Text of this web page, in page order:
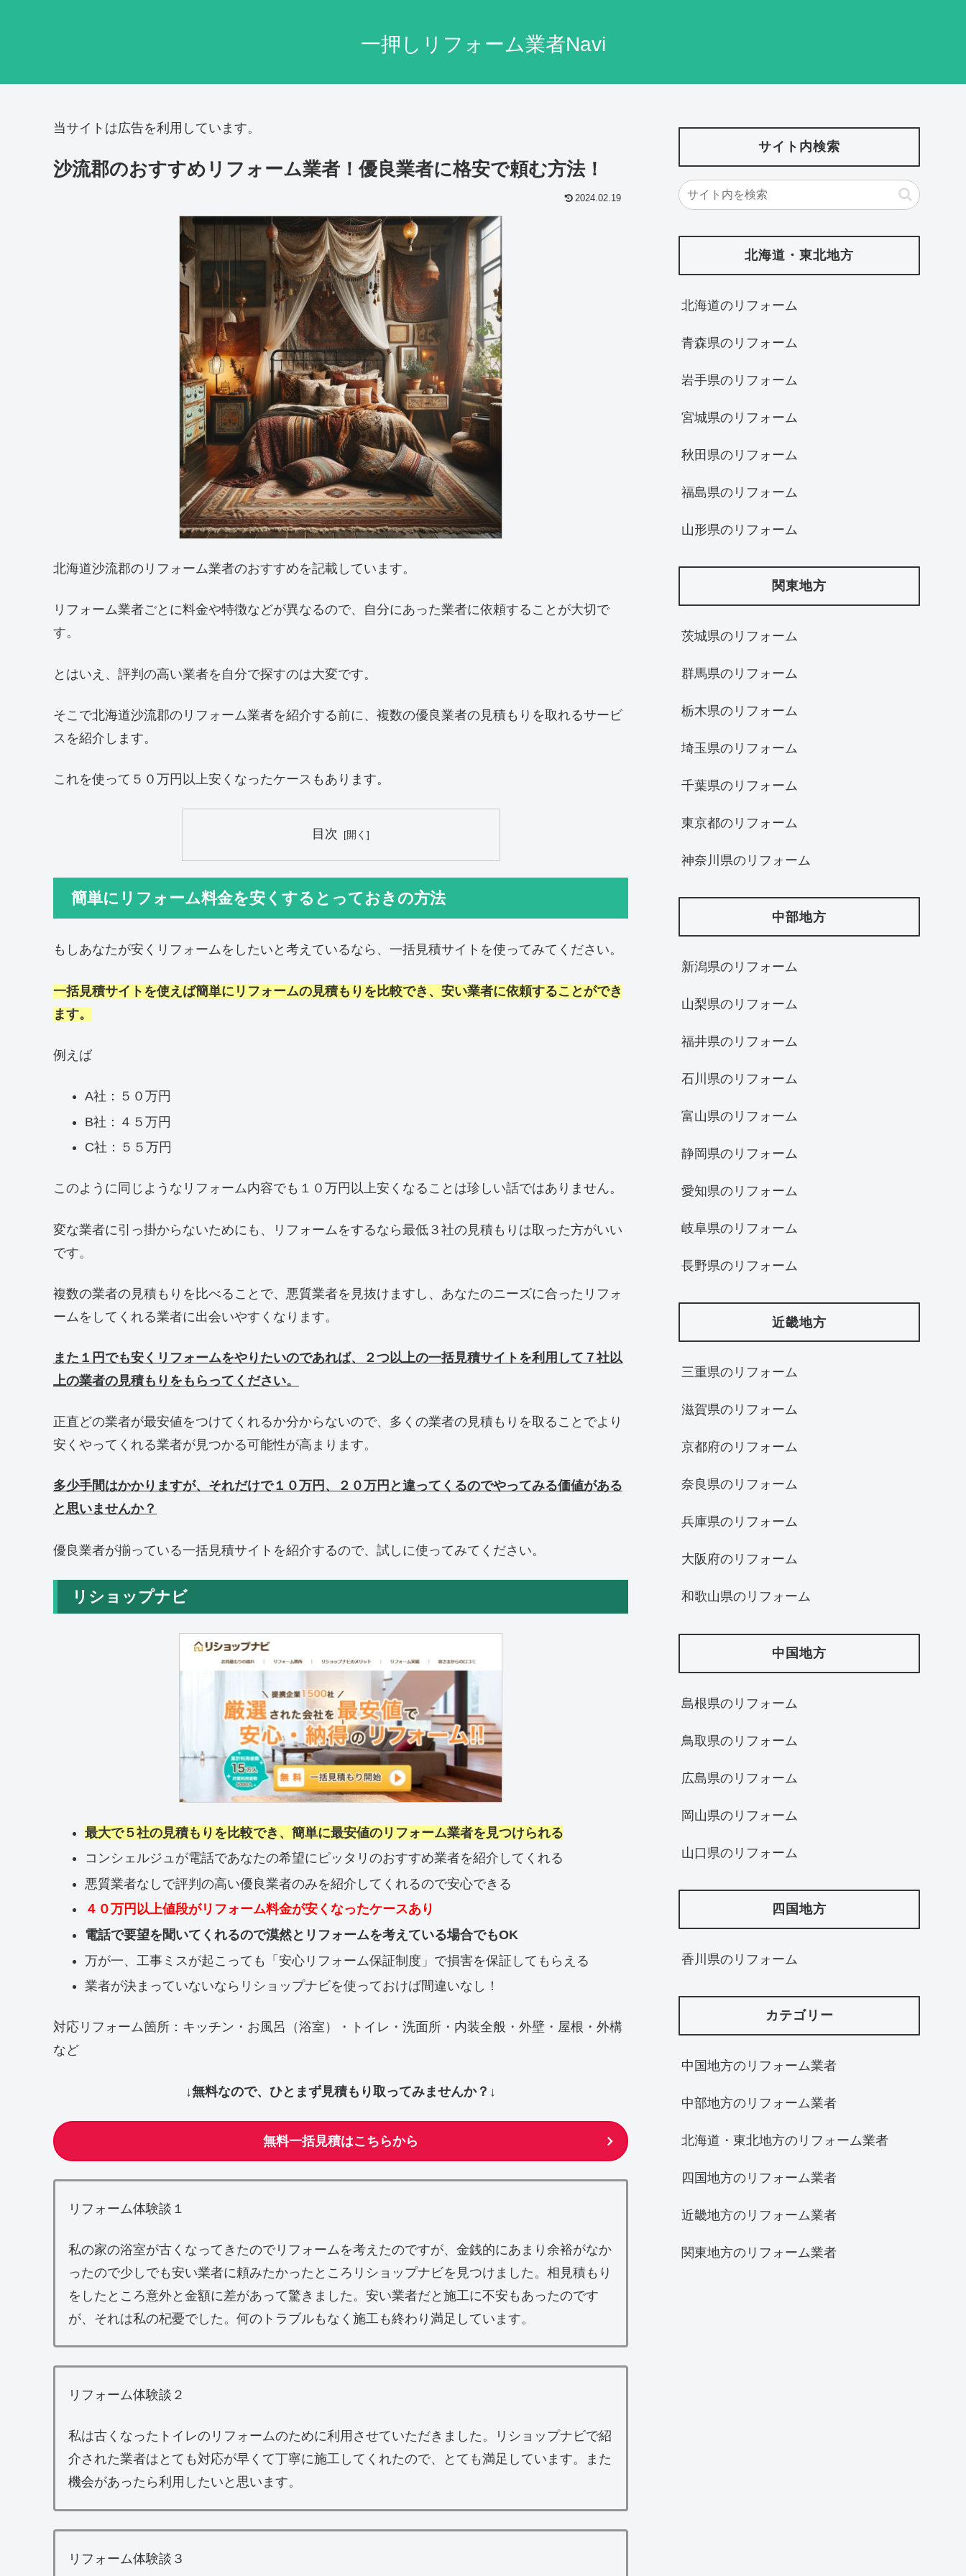
一押しリフォーム業者Navi
当サイトは広告を利用しています。
沙流郡のおすすめリフォーム業者！優良業者に格安で頼む方法！
2024.02.19
北海道沙流郡のリフォーム業者のおすすめを記載しています。
リフォーム業者ごとに料金や特徴などが異なるので、自分にあった業者に依頼することが大切で
す。
とはいえ、評判の高い業者を自分で探すのは大変です。
そこで北海道沙流郡のリフォーム業者を紹介する前に、複数の優良業者の見積もりを取れるサービ
スを紹介します。
これを使って５０万円以上安くなったケースもあります。
目次
簡単にリフォーム料金を安くするとっておきの方法
もしあなたが安くリフォームをしたいと考えているなら、一括見積サイトを使ってみてください。
一括見積サイトを使えば簡単にリフォームの見積もりを比較でき、安い業者に依頼することができ
ます。
例えば
A社：５０万円
B社：４５万円
C社：５５万円
このように同じようなリフォーム内容でも１０万円以上安くなることは珍しい話ではありません。
変な業者に引っ掛からないためにも、リフォームをするなら最低３社の見積もりは取った方がいい
です。
複数の業者の見積もりを比べることで、悪質業者を見抜けますし、あなたのニーズに合ったリフォ
ームをしてくれる業者に出会いやすくなります。
また１円でも安くリフォームをやりたいのであれば、２つ以上の一括見積サイトを利用して７社以
上の業者の見積もりをもらってください。
正直どの業者が最安値をつけてくれるか分からないので、多くの業者の見積もりを取ることでより
安くやってくれる業者が見つかる可能性が高まります。
多少手間はかかりますが、それだけで１０万円、２０万円と違ってくるのでやってみる価値がある
と思いませんか？
優良業者が揃っている一括見積サイトを紹介するので、試しに使ってみてください。
リショップナビ
最大で５社の見積もりを比較でき、簡単に最安値のリフォーム業者を見つけられる
コンシェルジュが電話であなたの希望にピッタリのおすすめ業者を紹介してくれる
悪質業者なしで評判の高い優良業者のみを紹介してくれるので安心できる
４０万円以上値段がリフォーム料金が安くなったケースあり
電話で要望を聞いてくれるので漠然とリフォームを考えている場合でもOK
万が一、工事ミスが起こっても「安心リフォーム保証制度」で損害を保証してもらえる
業者が決まっていないならリショップナビを使っておけば間違いなし！
対応リフォーム箇所：キッチン・お風呂（浴室）・トイレ・洗面所・内装全般・外壁・屋根・外構
など
↓無料なので、ひとまず見積もり取ってみませんか？↓
無料一括見積はこちらから
リフォーム体験談１
私の家の浴室が古くなってきたのでリフォームを考えたのですが、金銭的にあまり余裕がなか
ったので少しでも安い業者に頼みたかったところリショップナビを見つけました。相見積もり
をしたところ意外と金額に差があって驚きました。安い業者だと施工に不安もあったのです
が、それは私の杞憂でした。何のトラブルもなく施工も終わり満足しています。
リフォーム体験談２
私は古くなったトイレのリフォームのために利用させていただきました。リショップナビで紹
介された業者はとても対応が早くて丁寧に施工してくれたので、とても満足しています。また
機会があったら利用したいと思います。
リフォーム体験談３
サイト内検索
北海道・東北地方
北海道‎のリフォーム
青森県のリフォーム
岩手県のリフォーム
宮城県のリフォーム
秋田県のリフォーム
福島県のリフォーム
山形県のリフォーム
関東地方
茨城県のリフォーム
群馬県のリフォーム
栃木県のリフォーム
埼玉県のリフォーム
千葉県のリフォーム
東京都のリフォーム
神奈川県のリフォーム
中部地方
新潟県のリフォーム
山梨県のリフォーム
福井県のリフォーム
石川県のリフォーム
富山県のリフォーム
静岡県のリフォーム
愛知県のリフォーム
岐阜県のリフォーム
長野県のリフォーム
近畿地方
三重県のリフォーム
滋賀県のリフォーム
京都府のリフォーム
奈良県のリフォーム
兵庫県のリフォーム
大阪府のリフォーム
和歌山県のリフォーム
中国地方
島根県のリフォーム
鳥取県のリフォーム
広島県のリフォーム
岡山県のリフォーム
山口県のリフォーム
四国地方
香川県のリフォーム
カテゴリー
中国地方のリフォーム業者
中部地方のリフォーム業者
北海道・東北地方のリフォーム業者
四国地方のリフォーム業者
近畿地方のリフォーム業者
関東地方のリフォーム業者